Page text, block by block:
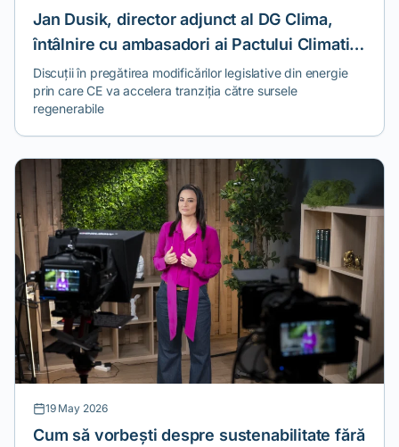
Jan Dusik, director adjunct al DG Clima,
întâlnire cu ambasadori ai Pactului Climatic
European
Discuții în pregătirea modificărilor legislative din energie
prin care CE va accelera tranziția către sursele
regenerabile
19 May 2026
Cum să vorbești despre sustenabilitate fără